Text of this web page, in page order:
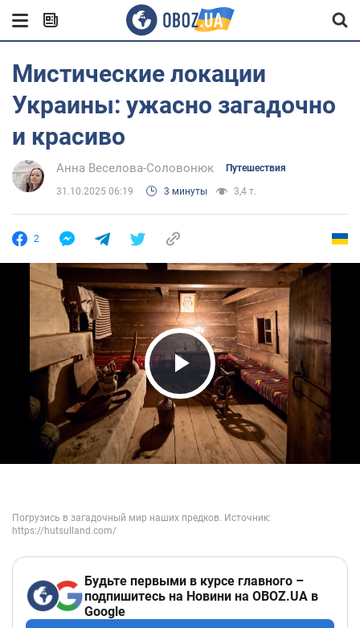
Мистические локации
Украины: ужасно загадочно
и красиво
Анна Веселова-Соловонюк Путешествия
31.10.2025 06:19 3 минуты 3,4 т.
2
Play Video
Будьте первыми в курсе главного –
подпишитесь на Новини на OBOZ.UA в
Google